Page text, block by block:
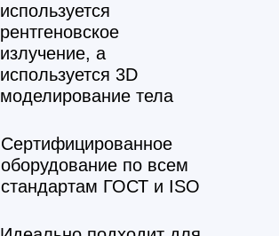
используется
рентгеновское
излучение, а
используется 3D
моделирование тела
Сертифицированное
оборудование по всем
стандартам ГОСТ и ISO